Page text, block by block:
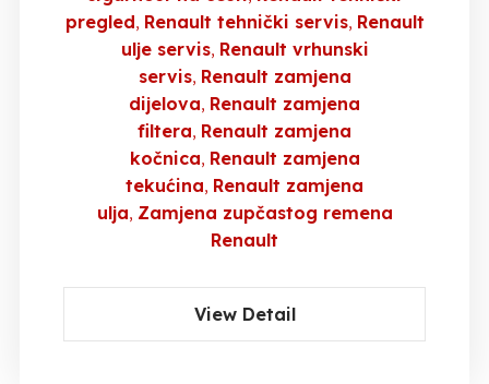
pregled Renault tehnički servis Renault
ulje servis Renault vrhunski
servis Renault zamjena
dijelova Renault zamjena
filtera Renault zamjena
kočnica Renault zamjena
tekućina Renault zamjena
ulja Zamjena zupčastog remena
Renault
View Detail